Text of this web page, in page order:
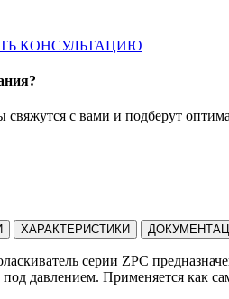
КОНСУЛЬТАЦИЮ
с вами и подберут
ХАРАКТЕРИСТИКИ
серии ZPC
давлением. Применяется как